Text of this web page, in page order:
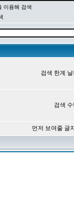
이용해 검색
검색 한계
검색
먼저 보여줄 글